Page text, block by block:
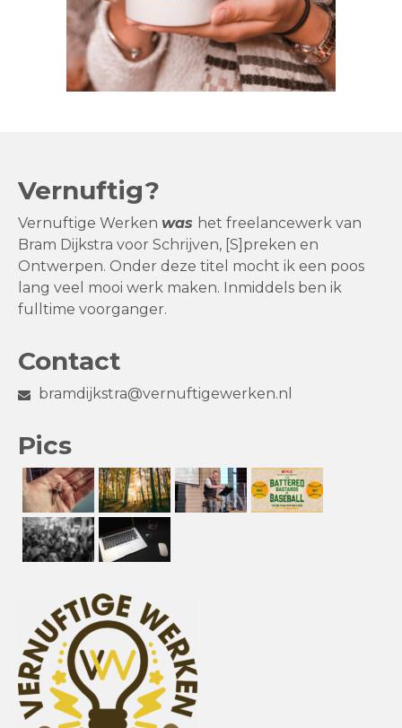
Vernuftig?
Vernuftige Werken was het freelancewerk van
Bram Dijkstra voor Schrijven, [S]preken en
Ontwerpen. Onder deze titel mocht ik een poos
lang veel mooi werk maken. Inmiddels ben ik
fulltime voorganger.
Contact
bramdijkstra@vernuftigewerken.nl
Pics